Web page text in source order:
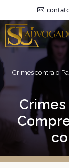
Crimes contra o